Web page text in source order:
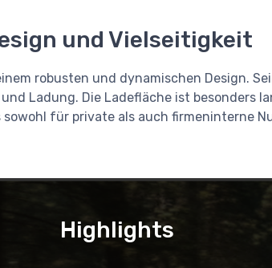
und Vielseitigkeit
robusten und dynamischen Design.
Ladung. Die Ladefläche ist besonders
sowohl für private als auch firmeninterne
Highlights